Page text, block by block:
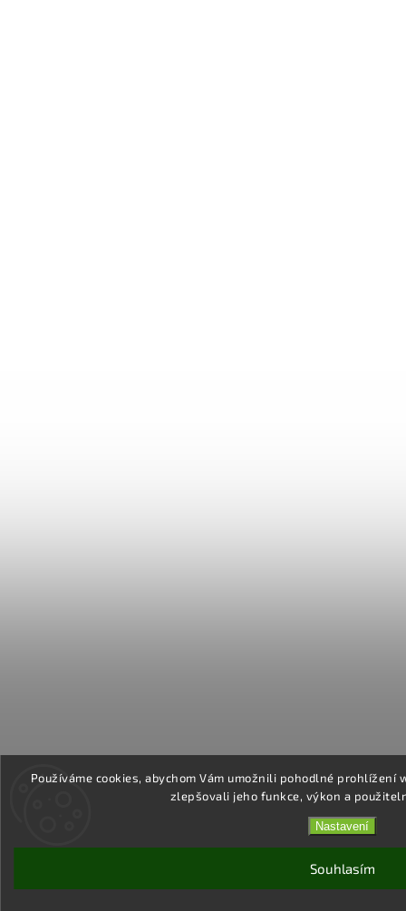
Používáme cookies, abychom Vám umožnili pohodlné
zlepšovali jeho funkce, výkon a
Nastavení
Souhlasím